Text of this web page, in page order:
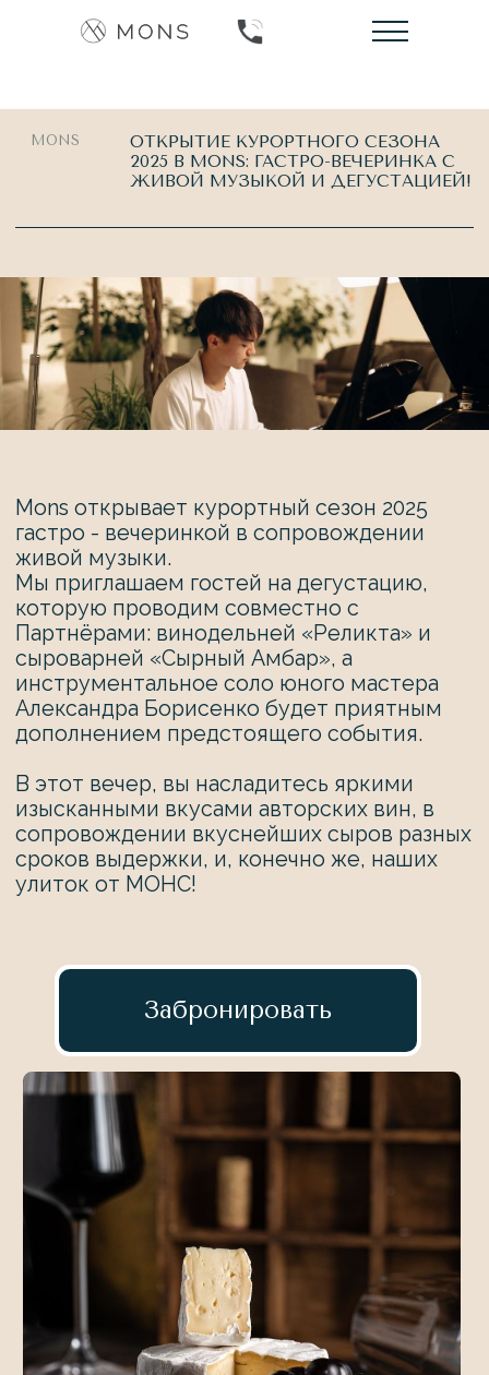
+7 (989) 777-00-88
Mons открывает курортный сезон 2025
гастро - вечеринкой в сопровождении
живой музыки.
Мы приглашаем гостей на дегустацию,
которую проводим совместно с
Александра Борисенко будет приятным
дополнением предстоящего события.
В этот вечер, вы насладитесь яркими
изысканными вкусами авторских вин, в
сопровождении вкуснейших сыров разных
сроков выдержки, и, конечно же, наших
улиток от МОНС!
Забронировать